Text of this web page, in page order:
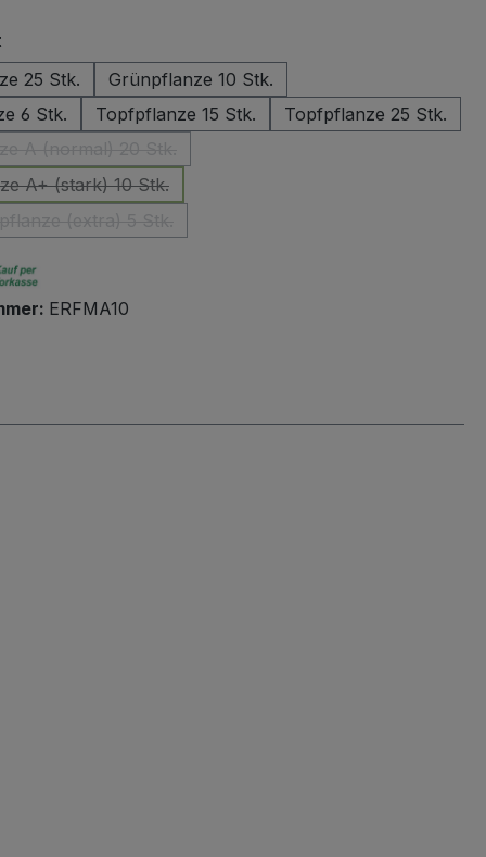
25 Stk.
Grünpflanze 10 Stk.
6 Stk.
Topfpflanze 15 Stk.
Topfpflanze 25 Stk.
A+ (stark) 10 Stk.
(Diese Option ist zurzeit nicht verfügbar.)
ERFMA10